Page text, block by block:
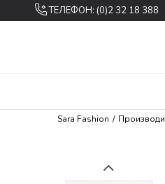
ТЕЛЕФОН: (0)2 32 18 388
Sara Fashion Производи